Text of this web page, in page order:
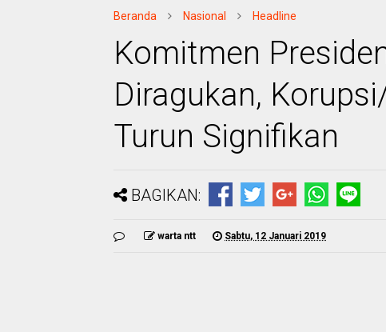
Beranda Nasional Headline
Komitmen
Diragukan,
Turun Signifikan
BAGIKAN:
warta ntt Sabtu, 12 Januari 2019